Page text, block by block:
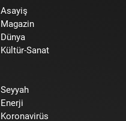
Asayiş
Magazin
Dünya
Kültür-Sanat
Seyyah
Enerji
Koronavirüs